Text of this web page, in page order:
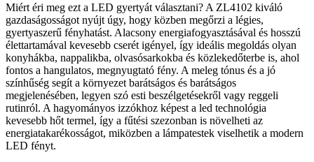
Miért éri meg ezt a LED gyertyát választani? A ZL4102 kiváló
gazdaságosságot nyújt úgy, hogy közben megőrzi a légies,
gyertyaszerű fényhatást. Alacsony energiafogyasztásával és hosszú
élettartamával kevesebb cserét igényel, így ideális megoldás olyan
konyhákba, nappalikba, olvasósarkokba és közlekedőterbe is, ahol
fontos a hangulatos, megnyugtató fény. A meleg tónus és a jó
színhűség segít a környezet barátságos és barátságos
megjelenésében, legyen szó esti beszélgetésekről vagy reggeli
rutinról. A hagyományos izzókhoz képest a led technológia
kevesebb hőt termel, így a fűtési szezonban is növelheti az
energiatakarékosságot, miközben a lámpatestek viselhetik a modern
LED fényt.